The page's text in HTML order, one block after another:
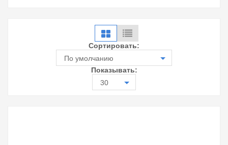
Сортировать:
По умолчанию
Показывать:
30